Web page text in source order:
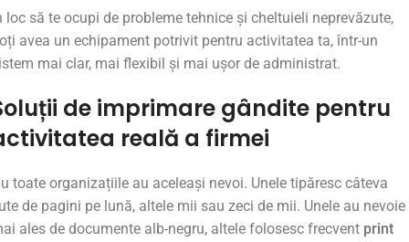
loc să te ocupi de probleme tehnice și cheltuieli neprevăzute,
avea un echipament potrivit pentru activitatea ta, într-un
mai clar, mai flexibil și mai ușor de administrat.
de imprimare gândite pentru
reală a firmei
toate organizațiile au aceleași nevoi. Unele tipăresc câteva
de pagini pe lună, altele mii sau zeci de mii. Unele au nevoie
ales de documente alb-negru, altele folosesc frecvent print